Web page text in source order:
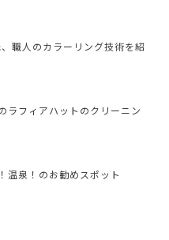
職人のカラーリング技術を紹
ラフィアハットのクリーニン
温泉！のお勧めスポット